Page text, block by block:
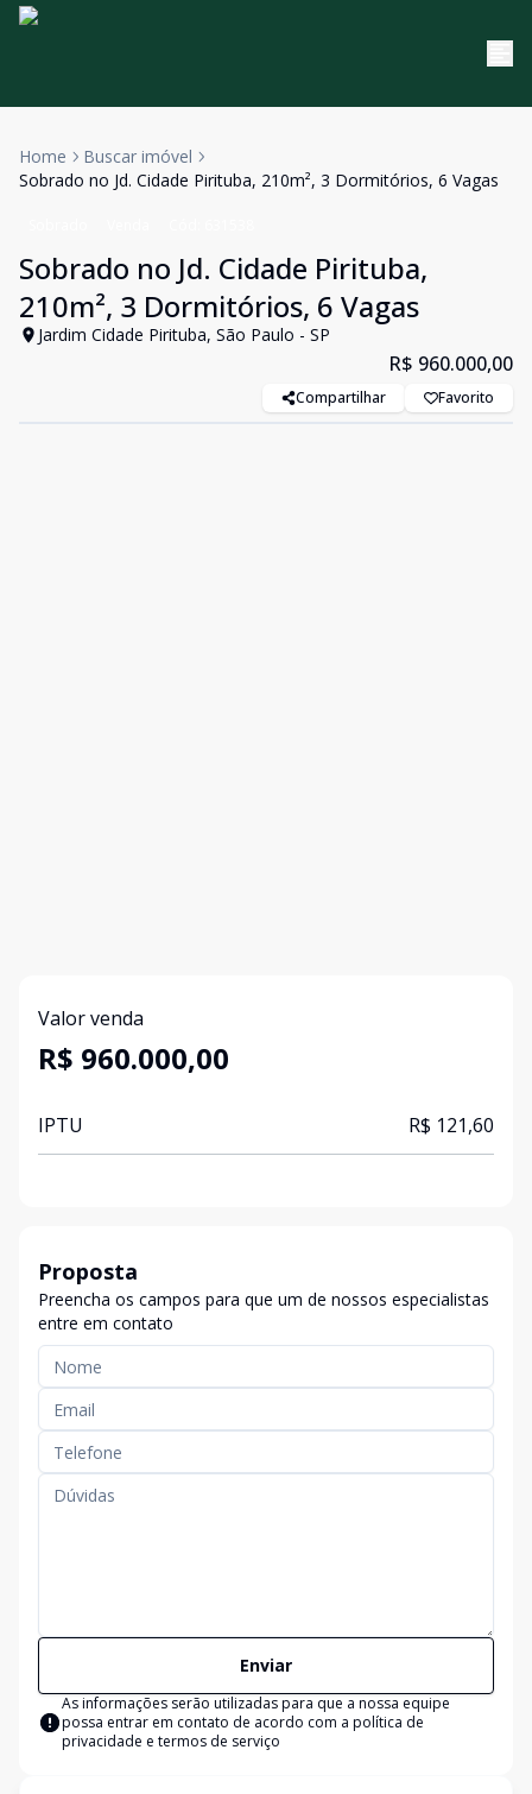
Home
Buscar imóvel
Sobrado no Jd. Cidade Pirituba, 210m², 3 Dormitórios, 6 Vagas
Sobrado no Jd. Cidade Pirituba,
210m², 3 Dormitórios, 6 Vagas
Jardim Cidade Pirituba, São Paulo - SP
R$ 960.000,00
Compartilhar Favorito
Valor venda
R$ 960.000,00
IPTU R$ 121,60
Proposta
Preencha os campos para que um de nossos especialistas
entre em contato
Enviar
As informações serão utilizadas para que a nossa equipe
possa entrar em contato de acordo com a política de
privacidade e termos de serviço